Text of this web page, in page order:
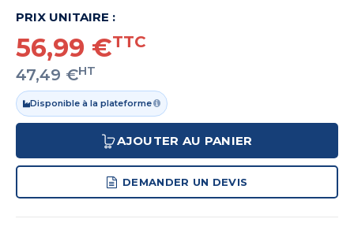
PRIX UNITAIRE :
56,99 €TTC
47,49 €HT
Disponible à la plateforme
AJOUTER AU PANIER
DEMANDER UN DEVIS